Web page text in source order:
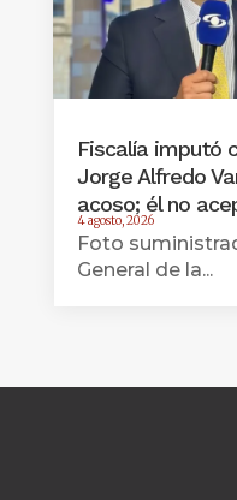
Fiscalía imputó
Jorge Alfredo
acoso; él no
4 agosto, 2026
Foto
General de la...